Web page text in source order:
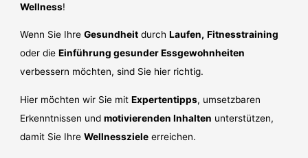
Wellness!
Wenn Sie IhreGesundheit durchLaufen, Fitnesstraining
oder dieEinführung gesunder Essgewohnheiten
verbessern möchten, sind Sie hier richtig.
Hier möchten wir Sie mitExpertentipps, umsetzbaren
Erkenntnissen undmotivierenden Inhalten unterstützen,
damit Sie IhreWellnessziele erreichen.